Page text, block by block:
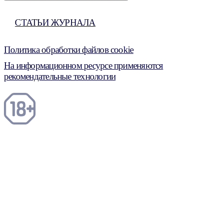
СТАТЬИ ЖУРНАЛА
Политика обработки файлов cookie
На информационном ресурсе применяются
рекомендательные технологии